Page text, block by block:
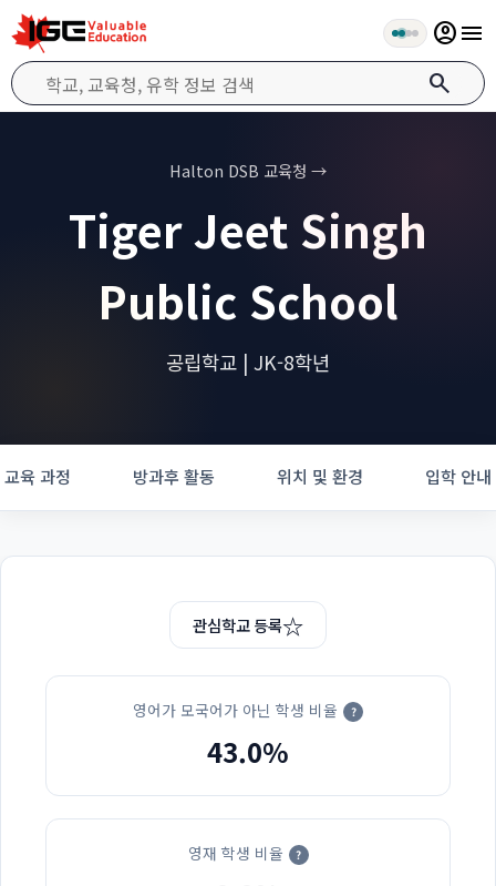
search
account_circlemenu
Halton DSB 교육청 →
Tiger Jeet Singh
Public School
공립학교 | JK-8학년
교육 과정 방과후 활동 위치 및 환경 입학 안내
관심학교 등록☆
영어가 모국어가 아닌 학생 비율 ?
43.0%
영재 학생 비율 ?